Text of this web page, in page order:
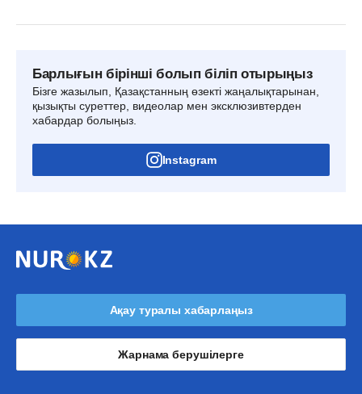
Барлығын бірінші болып біліп отырыңыз
Бізге жазылып, Қазақстанның өзекті жаңалықтарынан,
қызықты суреттер, видеолар мен эксклюзивтерден
хабардар болыңыз.
Instagram
Ақау туралы хабарлаңыз
Жарнама берушілерге